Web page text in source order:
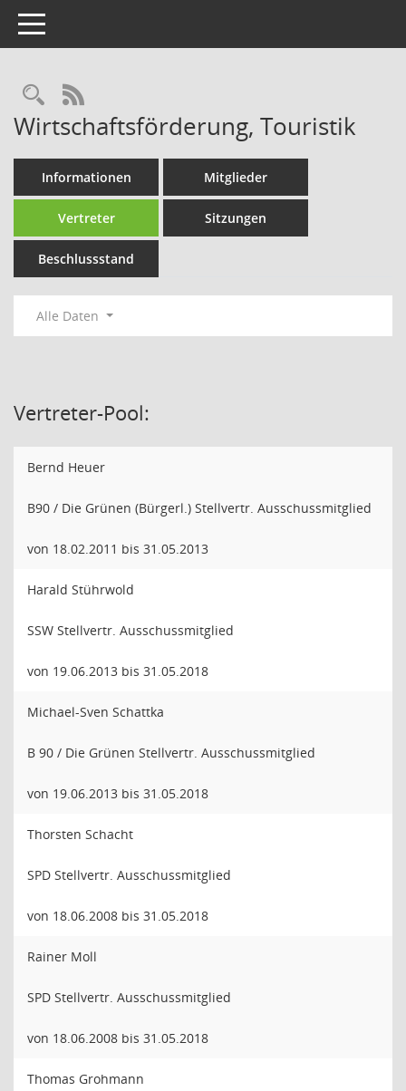
Toggle navigation
Rechercheauswahl
RSS-Feed
Wirtschaftsförderung, Touristik
Informationen Mitglieder
Vertreter Sitzungen
Beschlussstand
Alle Daten
Vertreter-Pool:
Bernd Heuer
B90 / Die Grünen (Bürgerl.) Stellvertr. Ausschussmitglied
von 18.02.2011 bis 31.05.2013
Harald Stührwold
SSW Stellvertr. Ausschussmitglied
von 19.06.2013 bis 31.05.2018
Michael-Sven Schattka
B 90 / Die Grünen Stellvertr. Ausschussmitglied
von 19.06.2013 bis 31.05.2018
Thorsten Schacht
SPD Stellvertr. Ausschussmitglied
von 18.06.2008 bis 31.05.2018
Rainer Moll
SPD Stellvertr. Ausschussmitglied
von 18.06.2008 bis 31.05.2018
Thomas Grohmann